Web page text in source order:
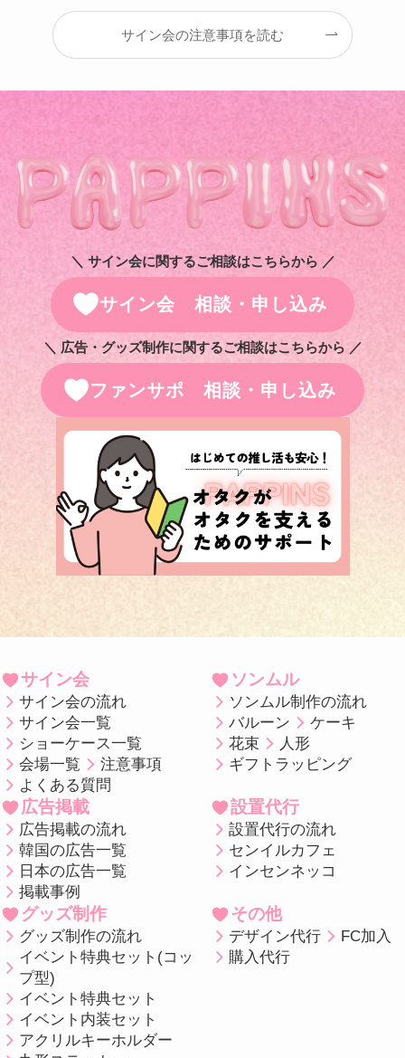
サイン会の注意事項を読む
＼ サイン会に関するご相談はこちらから ／
サイン会 相談・申し込み
＼ 広告・グッズ制作に関するご相談はこちらから ／
ファンサポ 相談・申し込み
サイン会
サイン会の流れ
サイン会一覧
ショーケース一覧
会場一覧
注意事項
よくある質問
ソンムル
ソンムル制作の流れ
バルーン
ケーキ
花束
人形
ギフトラッピング
広告掲載
広告掲載の流れ
韓国の広告一覧
日本の広告一覧
掲載事例
設置代行
設置代行の流れ
センイルカフェ
インセンネッコ
グッズ制作
グッズ制作の流れ
イベント特典セット(コッ
プ型)
イベント特典セット
イベント内装セット
アクリルキーホルダー
その他
デザイン代行
FC加入
購入代行